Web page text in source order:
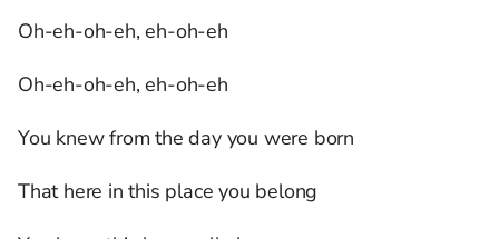
Oh-eh-oh-eh, eh-oh-eh
Oh-eh-oh-eh, eh-oh-eh
You knew from the day you were born
That here in this place you belong